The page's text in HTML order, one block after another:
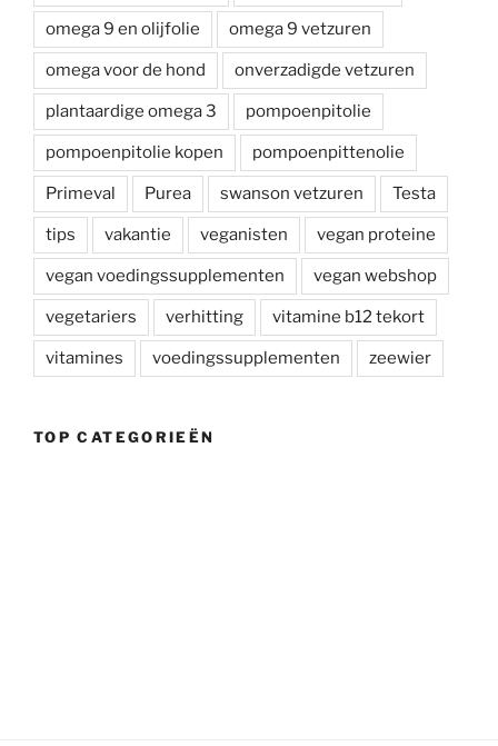
omega 9 en olijfolie omega 9 vetzuren
omega voor de hond onverzadigde vetzuren
plantaardige omega 3 pompoenpitolie
pompoenpitolie kopen pompoenpittenolie
Primeval Purea swanson vetzuren Testa
tips vakantie veganisten vegan proteine
vegan voedingssupplementen vegan webshop
vegetariers verhitting vitamine b12 tekort
vitamines voedingssupplementen zeewier
TOP CATEGORIEËN